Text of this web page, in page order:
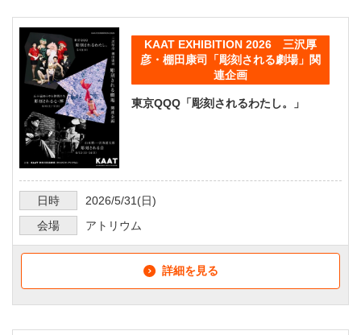
KAAT EXHIBITION 2026 三沢厚
彦・棚田康司「彫刻される劇場」関
連企画
東京QQQ「彫刻されるわたし。」
日時 2026/5/31(日)
会場
アトリウム
詳細を見る